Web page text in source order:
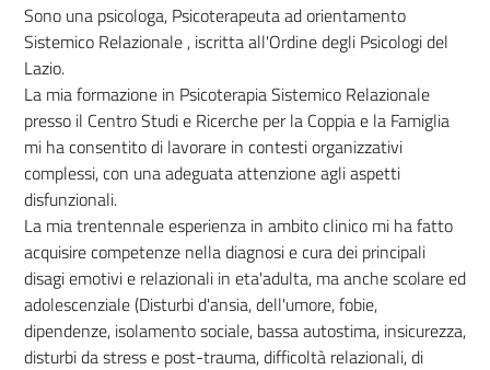
Sono una psicologa, Psicoterapeuta ad orientamento
Sistemico Relazionale , iscritta all'Ordine degli Psicologi del
Lazio.
La mia formazione in Psicoterapia Sistemico Relazionale
presso il Centro Studi e Ricerche per la Coppia e la Famiglia
mi ha consentito di lavorare in contesti organizzativi
complessi, con una adeguata attenzione agli aspetti
disfunzionali.
La mia trentennale esperienza in ambito clinico mi ha fatto
acquisire competenze nella diagnosi e cura dei principali
disagi emotivi e relazionali in eta'adulta, ma anche scolare ed
adolescenziale (Disturbi d'ansia, dell'umore, fobie,
dipendenze, isolamento sociale, bassa autostima, insicurezza,
disturbi da stress e post-trauma, difficoltà relazionali, di